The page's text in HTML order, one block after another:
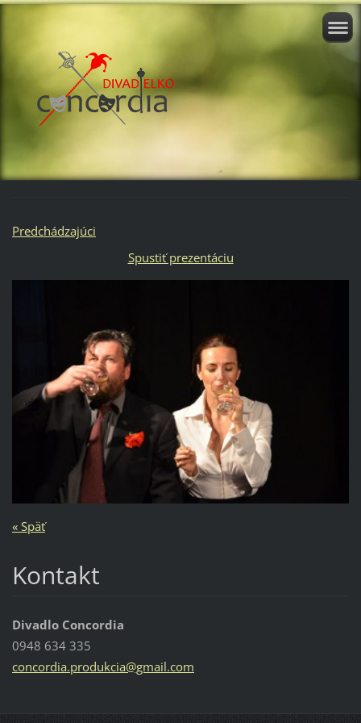
Predchádzajúci
Spustiť prezentáciu
« Späť
Kontakt
Divadlo Concordia
0948 634 335
concordia.produkcia@gmail.com